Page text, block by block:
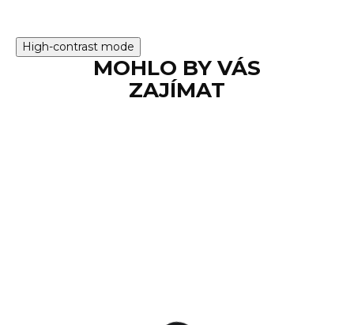
High-contrast mode
MOHLO BY VÁS
ZAJÍMAT
Optics FLEX 24x29